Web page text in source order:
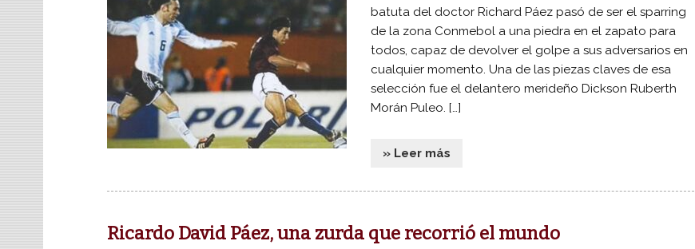
batuta del doctor Richard Páez pasó de ser el sparring
de la zona Conmebol a una piedra en el zapato para
todos, capaz de devolver el golpe a sus adversarios en
cualquier momento. Una de las piezas claves de esa
selección fue el delantero merideño Dickson Ruberth
Morán Puleo. […]
» Leer más
Ricardo David Páez, una zurda que recorrió el mundo